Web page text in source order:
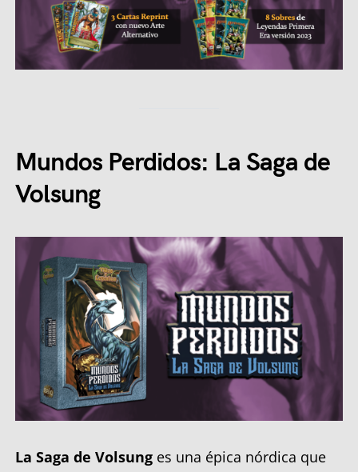
Mundos Perdidos: La Saga de
Volsung
La Saga de Volsung es una épica nórdica que